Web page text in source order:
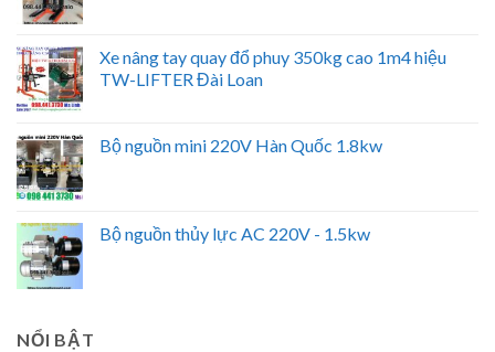
Xe nâng tay quay đổ phuy 350kg cao 1m4 hiệu
TW-LIFTER Đài Loan
Bộ nguồn mini 220V Hàn Quốc 1.8kw
Bộ nguồn thủy lực AC 220V - 1.5kw
NỔI BẬT